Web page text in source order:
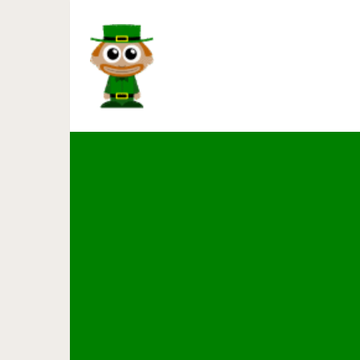
Вот сайт, на котором